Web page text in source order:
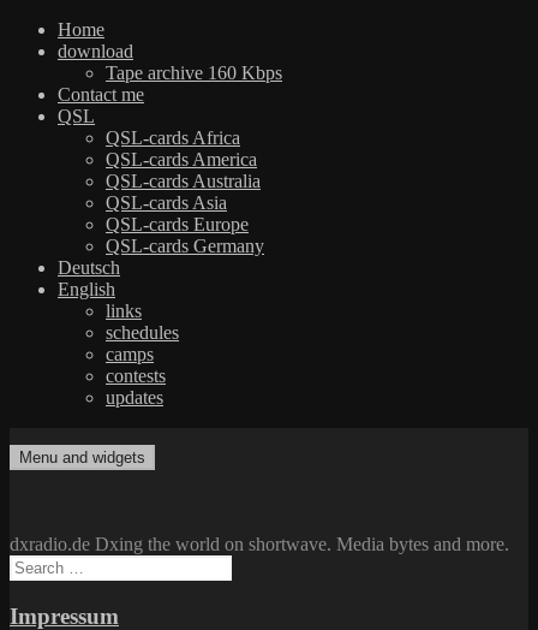
Home
download
Tape archive 160 Kbps
Contact me
QSL
QSL-cards Africa
QSL-cards America
QSL-cards Australia
QSL-cards Asia
QSL-cards Europe
QSL-cards Germany
Deutsch
English
links
schedules
camps
contests
updates
to
dxradio.de
DXing the world on shortwave
Menu and widgets
dxradio.de Dxing the world on shortwave. Media bytes and more.
Search
for:
Impressum